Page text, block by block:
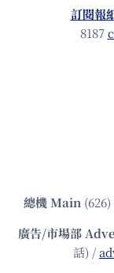
訂閱報
8187
總機Main
廣告/市場部
話) /